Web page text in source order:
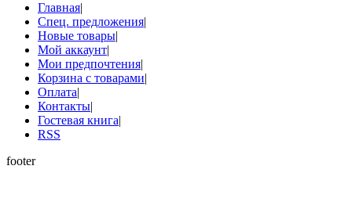
Главная|
Спец. предложения|
Новые товары|
Мой аккаунт|
Мои предпочтения|
Корзина с товарами|
Оплата|
Контакты|
Гостевая книга|
RSS
footer